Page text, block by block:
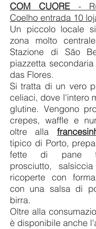
COM CUORE -
Coelho entrada 10
Un piccolo locale
zona molto
Stazione di São
piazzetta
das Flores.
Si tratta di un vero
celiaci, dove l'intero
glutine. Vengono
crepes, waffle e
oltre alla
tipico di Porto,
fette di pane
prosciutto,
ricoperte con
con una salsa di
birra.
Oltre alla
è disponibile anche